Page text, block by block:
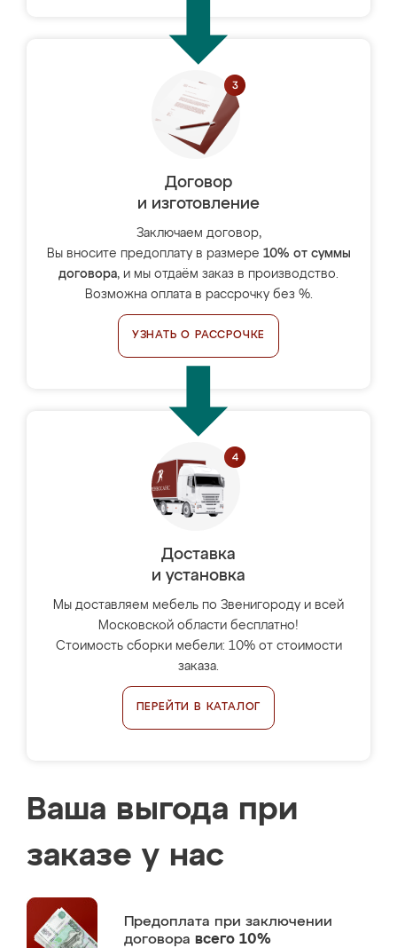
Договор
и изготовление
Заключаем договор,
Вы вносите предоплату в размере 10% от суммы
договора, и мы отдаём заказ в производство.
Возможна оплата в рассрочку без %.
УЗНАТЬ О РАССРОЧКЕ
Доставка
и установка
Мы доставляем мебель по Звенигороду и всей
Московской области бесплатно!
Стоимость сборки мебели: 10% от стоимости
заказа.
ПЕРЕЙТИ В КАТАЛОГ
Ваша выгода при
заказе у нас
Предоплата при заключении
договора всего 10%